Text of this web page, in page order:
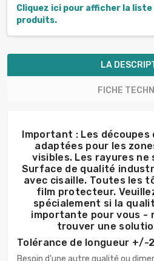
Cliquez ici pour afficher la liste
produits.
LA
FICHE
Important : Les
adaptées pour les
visibles. Les rayures ne
Surface de qualité
avec cisaille. Toutes les
film protecteur.
spécialement si la
importante pour vous -
trouver une
Tolérance de longueur +/-